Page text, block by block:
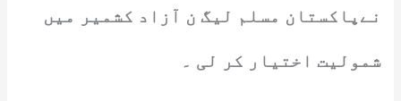
نےپاکستان مسلم لیگ ن آزاد کشمیر میں
شمولیت اختیار کر لی ۔